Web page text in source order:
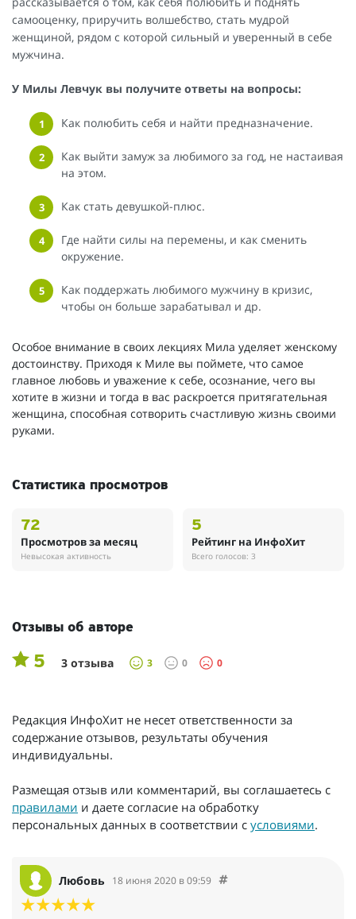
самооценку, приручить волшебство, стать мудрой
женщиной, рядом с которой сильный и уверенный в себе
мужчина.
У Милы Левчук вы получите ответы на вопросы:
Как полюбить себя и найти предназначение.
Как выйти замуж за любимого за год, не настаивая
на этом.
Как стать девушкой-плюс.
Где найти силы на перемены, и как сменить
окружение.
Как поддержать любимого мужчину в кризис,
чтобы он больше зарабатывал и др.
Особое внимание в своих лекциях Мила уделяет женскому
достоинству. Приходя к Миле вы поймете, что самое
главное любовь и уважение к себе, осознание, чего вы
хотите в жизни и тогда в вас раскроется притягательная
женщина, способная сотворить счастливую жизнь своими
руками.
Статистика просмотров
72
Просмотров за месяц
Невысокая активность
5
Рейтинг на ИнфоХит
Всего голосов: 3
Отзывы об авторе
5 3 отзыва 3 0 0
Редакция ИнфоХит не несет ответственности за
содержание отзывов, результаты обучения
индивидуальны.
Размещая отзыв или комментарий, вы соглашаетесь с
правилами и даете согласие на обработку
персональных данных в соответствии с условиями.
Любовь 18 июня 2020 в 09:59